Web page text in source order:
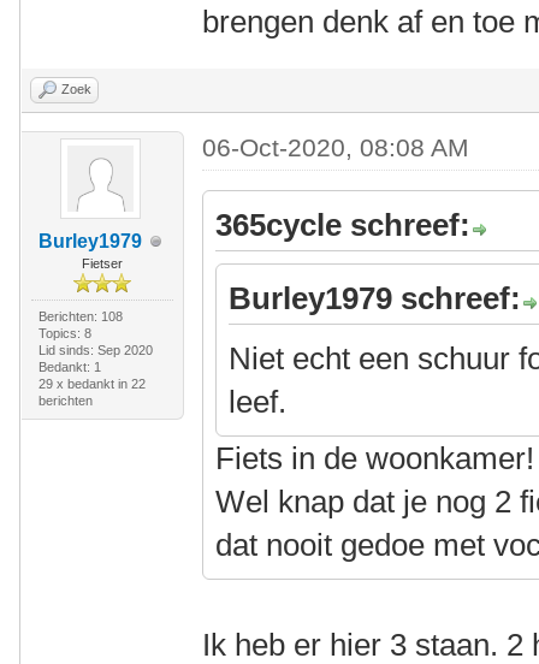
brengen denk af en toe
Zoek
Burley1979
Fietser
Berichten: 108
Topics: 8
Lid sinds: Sep 2020
Bedankt: 1
29 x bedankt in 22
berichten
06-Oct-2020, 08:08 AM
365cycle schreef:
Burley1979 schreef:
Niet echt een schuur
leef.
Fiets in de
Wel knap dat je nog 2
dat nooit gedoe met
Ik heb er hier 3 staan. 2